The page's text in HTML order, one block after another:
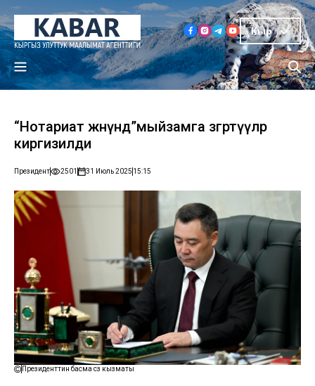
Кыр
“Нотариат жөнүндө”мыйзамга өзгөртүүлөр
киргизилди
Президент 2501 31 Июль 2025 15:15
Президенттин басма сөз кызматы